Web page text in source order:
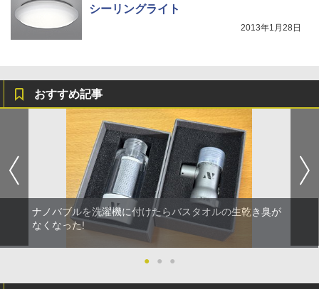
シーリングライト
2013年1月28日
おすすめ記事
ナノバブルを洗濯機に付けたらバスタオルの生乾き臭が
なくなった!
● ● ●